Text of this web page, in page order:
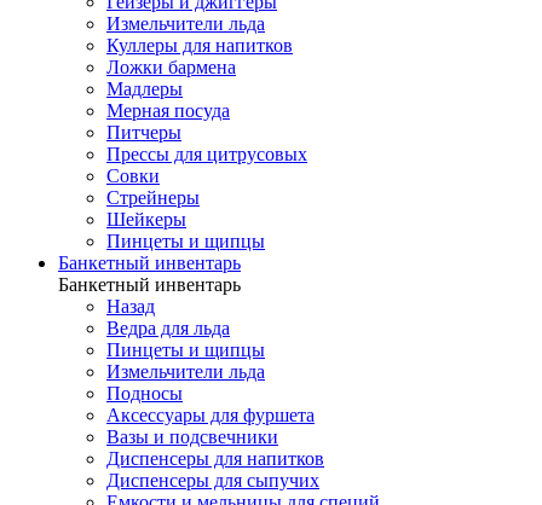
Измельчители льда
Куллеры для напитков
Ложки бармена
Мадлеры
Мерная посуда
Питчеры
Прессы для цитрусовых
Совки
Стрейнеры
Шейкеры
Пинцеты и щипцы
Банкетный инвентарь
Банкетный инвентарь
Назад
Ведра для льда
Пинцеты и щипцы
Измельчители льда
Подносы
Аксессуары для фуршета
Вазы и подсвечники
Диспенсеры для напитков
Диспенсеры для сыпучих